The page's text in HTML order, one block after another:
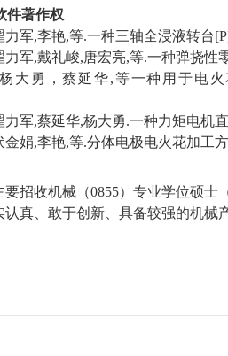
件著作权
力军,李艳,等.一种三轴全浸液转台
力军,戴礼峻,唐宏亮,等.一种弹挠性
杨大勇，蔡延华,等一种用于电
力军,蔡延华,杨大勇.一种力矩电机
金娟,李艳,等.分体电极电火花加工
要招收机械（0855）专业学位硕士
真、敢于创新、具备较强的机械